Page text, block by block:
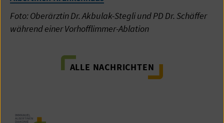
Foto: Oberärztin Dr. Akbulak-Stegli und PD Dr. Schäffer
während einer Vorhofflimmer-Ablation
ALLE NACHRICHTEN